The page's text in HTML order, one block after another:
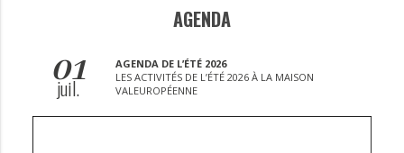
AGENDA
01
juil.
AGENDA DE L’ÉTÉ 2026
LES ACTIVITÉS DE L’ÉTÉ 2026 À LA MAISON
VALEUROPÉENNE